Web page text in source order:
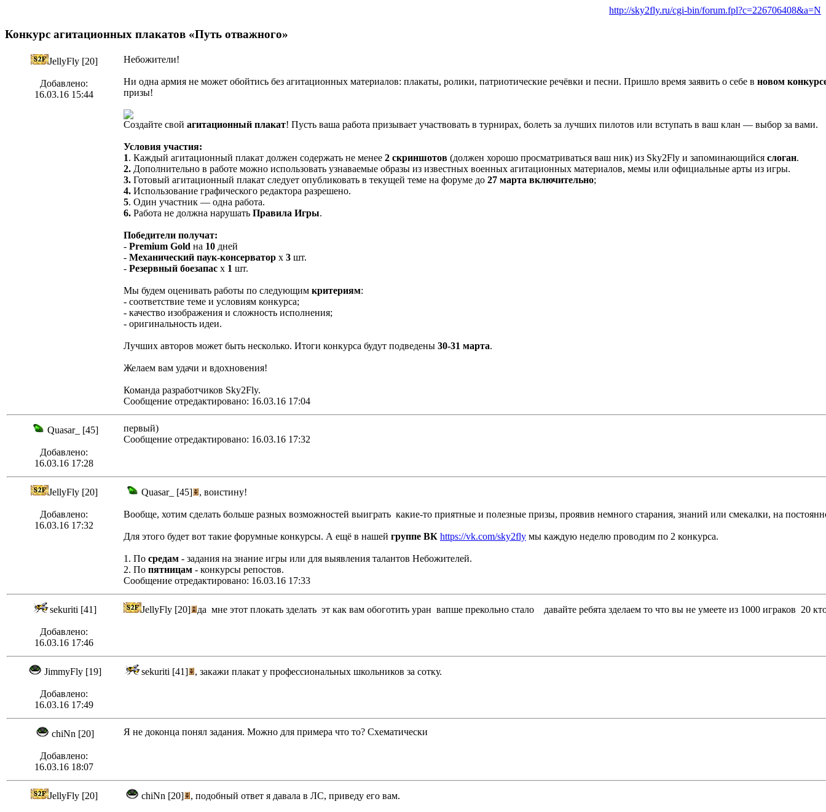
http://sky2fly.ru/cgi-bin/forum.fpl?c=226706408&a=N
Конкурс агитационных плакатов «Путь отважного»
JellyFly [20]
Добавлено:
16.03.16 15:44
Небожители!
Ни одна армия не может обойтись без агитационных материалов: плакаты, ролики, патриотические речёвки и песни. Пришло время заявить о себе в новом
призы!
Создайте свой агитационный плакат! Пусть ваша работа призывает участвовать в турнирах, болеть за лучших пилотов или вступать в ваш клан — выбор за вами.
Условия участия:
1. Каждый агитационный плакат должен содержать не менее 2 скриншотов (должен хорошо просматриваться ваш ник) из Sky2Fly и запоминающийся слоган.
2. Дополнительно в работе можно использовать узнаваемые образы из известных военных агитационных материалов, мемы или официальные арты из игры.
3. Готовый агитационный плакат следует опубликовать в текущей теме на форуме до 27 марта включительно;
4. Использование графического редактора разрешено.
5. Один участник — одна работа.
6. Работа не должна нарушать Правила Игры.
Победители получат:
- Premium Gold на 10 дней
- Механический паук-консерватор х 3 шт.
- Резервный боезапас х 1 шт.
Мы будем оценивать работы по следующим критериям:
- соответствие теме и условиям конкурса;
- качество изображения и сложность исполнения;
- оригинальность идеи.
Лучших авторов может быть несколько. Итоги конкурса будут подведены 30-31 марта.
Желаем вам удачи и вдохновения!
Команда разработчиков Sky2Fly.
Сообщение отредактировано: 16.03.16 17:04
Quasar_ [45]
Добавлено:
16.03.16 17:28
первый)
Сообщение отредактировано: 16.03.16 17:32
JellyFly [20]
Добавлено:
16.03.16 17:32
Quasar_ [45] , воистину!
Вообще, хотим сделать больше разных возможностей выиграть какие-то приятные и полезные призы, проявив немного старания, знаний или смекалки, на
Для этого будет вот такие форумные конкурсы. А ещё в нашей группе ВК https://vk.com/sky2fly мы каждую неделю проводим по 2 конкурса.
1. По средам - задания на знание игры или для выявления талантов Небожителей.
2. По пятницам - конкурсы репостов.
Сообщение отредактировано: 16.03.16 17:33
sekuriti [41]
Добавлено:
16.03.16 17:46
JellyFly [20] да мне этот плокать зделать эт как вам обоготить уран вапше прекольно стало давайте ребята зделаем то что вы не умеете из 1000 играков
JimmyFly [19]
Добавлено:
16.03.16 17:49
sekuriti [41] , закажи плакат у профессиональных школьников за сотку.
chiNn [20]
Добавлено:
16.03.16 18:07
Я не доконца понял задания. Можно для примера что то? Схематически
JellyFly [20] chiNn [20] , подобный ответ я давала в ЛС, приведу его вам.